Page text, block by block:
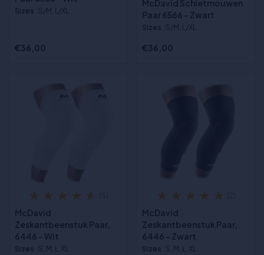
Sizes :S/M, L/XL
€36,00
McDavid Schietmouwen
Paar 6566 - Zwart
Sizes :S/M, L/XL
€36,00
McDavid
Zeskantbeenstuk Paar,
6446 - Wit
Sizes :S, M, L, XL
McDavid
Zeskantbeenstuk Paar,
6446 - Zwart
Sizes :S, M, L, XL